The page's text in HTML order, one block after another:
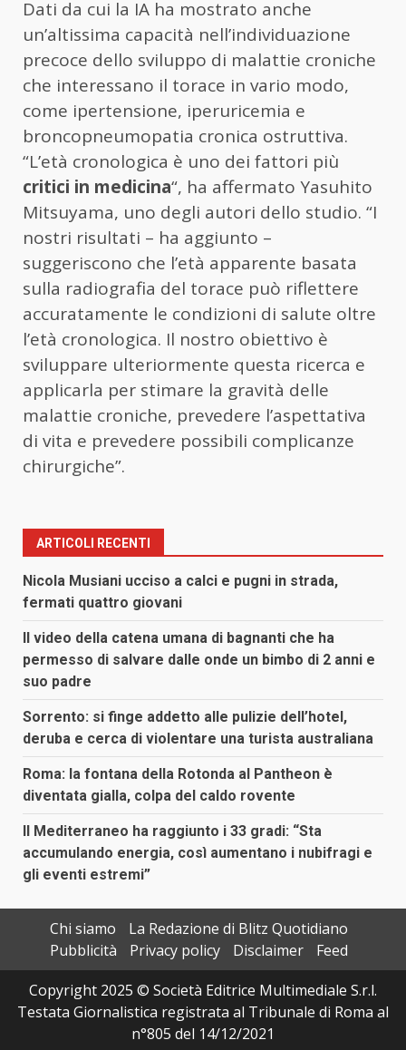
Dati da cui la IA ha mostrato anche
un’altissima capacità nell’individuazione
precoce dello sviluppo di malattie croniche
che interessano il torace in vario modo,
come ipertensione, iperuricemia e
broncopneumopatia cronica ostruttiva.
“L’età cronologica è uno dei fattori più
critici in medicina“, ha affermato Yasuhito
Mitsuyama, uno degli autori dello studio. “I
nostri risultati – ha aggiunto –
suggeriscono che l’età apparente basata
sulla radiografia del torace può riflettere
accuratamente le condizioni di salute oltre
l’età cronologica. Il nostro obiettivo è
sviluppare ulteriormente questa ricerca e
applicarla per stimare la gravità delle
malattie croniche, prevedere l’aspettativa
di vita e prevedere possibili complicanze
chirurgiche”.
ARTICOLI RECENTI
Nicola Musiani ucciso a calci e pugni in strada,
fermati quattro giovani
Il video della catena umana di bagnanti che ha
permesso di salvare dalle onde un bimbo di 2 anni e
suo padre
Sorrento: si finge addetto alle pulizie dell’hotel,
deruba e cerca di violentare una turista australiana
Roma: la fontana della Rotonda al Pantheon è
diventata gialla, colpa del caldo rovente
Il Mediterraneo ha raggiunto i 33 gradi: “Sta
accumulando energia, così aumentano i nubifragi e
gli eventi estremi”
Chi siamo
La Redazione di Blitz Quotidiano
Pubblicità
Privacy policy Disclaimer
Feed
Copyright 2025 © Società Editrice Multimediale S.r.l.
Testata Giornalistica registrata al Tribunale di Roma al
n°805 del 14/12/2021